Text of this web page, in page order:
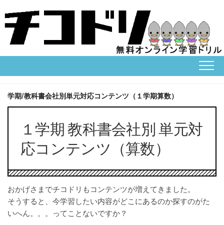
to
content
学期/教科書会社別単元対応コンテンツ（１学期算数）
１学期 教科書会社別 単元対
応コンテンツ（算数）
おかげさまでチコドリもコンテンツが増えてきました。
そうすると、今学習したい内容がどこにあるのか探すのがた
いへん。。。ってことないですか？